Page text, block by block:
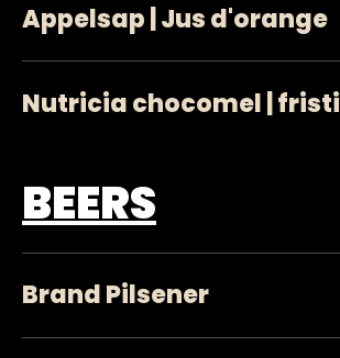
Appelsap | Jus d'orange
Nutricia chocomel | fristi
BEERS
Brand Pilsener